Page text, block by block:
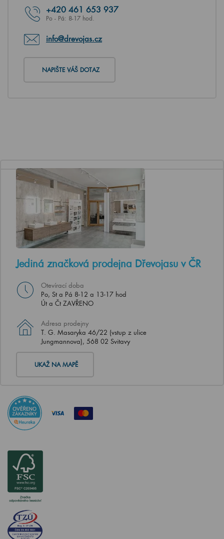
+420 461 653 937
Po - Pá: 8-17 hod.
info@drevojas.cz
NAPIŠTE VÁŠ DOTAZ
Jediná značková prodejna Dřevojasu v ČR
Otevírací doba
Po, St a Pá 8-12 a 13-17 hod
Út a Čt ZAVŘENO
Adresa prodejny
T. G. Masaryka 46/22 (vstup z ulice
Jungmannova), 568 02 Svitavy
UKAŽ NA MAPĚ